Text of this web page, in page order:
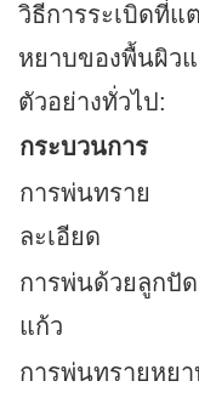
วิธีการระเบิดที่แ
หยาบของพื้นผิว
ตัวอย่างทั่วไป:
กระบวนการ
การพ่นทราย
ละเอียด
การพ่นด้วยลูกปัด
แก้ว
การพ่นทรายหยา